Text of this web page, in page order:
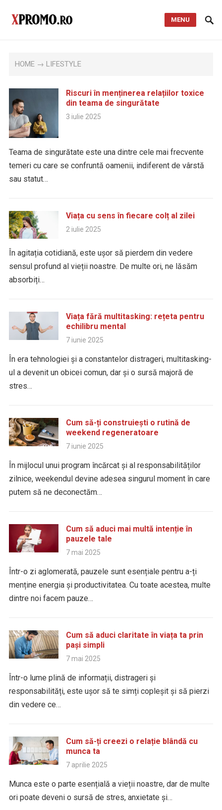
MENU
HOME → LIFESTYLE
Riscuri în menținerea relațiilor toxice
din teama de singurătate
3 iulie 2025
Teama de singurătate este una dintre cele mai frecvente
temeri cu care se confruntă oamenii, indiferent de vârstă
sau statut…
Viața cu sens în fiecare colț al zilei
2 iulie 2025
În agitația cotidiană, este ușor să pierdem din vedere
sensul profund al vieții noastre. De multe ori, ne lăsăm
absorbiți…
Viața fără multitasking: rețeta pentru
echilibru mental
7 iunie 2025
În era tehnologiei și a constantelor distrageri, multitasking-
ul a devenit un obicei comun, dar și o sursă majoră de
stres…
Cum să-ți construiești o rutină de
weekend regeneratoare
7 iunie 2025
În mijlocul unui program încărcat și al responsabilităților
zilnice, weekendul devine adesea singurul moment în care
putem să ne deconectăm…
Cum să aduci mai multă intenție în
pauzele tale
7 mai 2025
Într-o zi aglomerată, pauzele sunt esențiale pentru a-ți
menține energia și productivitatea. Cu toate acestea, multe
dintre noi facem pauze…
Cum să aduci claritate în viața ta prin
pași simpli
7 mai 2025
Într-o lume plină de informații, distrageri și
responsabilități, este ușor să te simți copleșit și să pierzi
din vedere ce…
Cum să-ți creezi o relație blândă cu
munca ta
7 aprilie 2025
Munca este o parte esențială a vieții noastre, dar de multe
ori poate deveni o sursă de stres, anxietate și…